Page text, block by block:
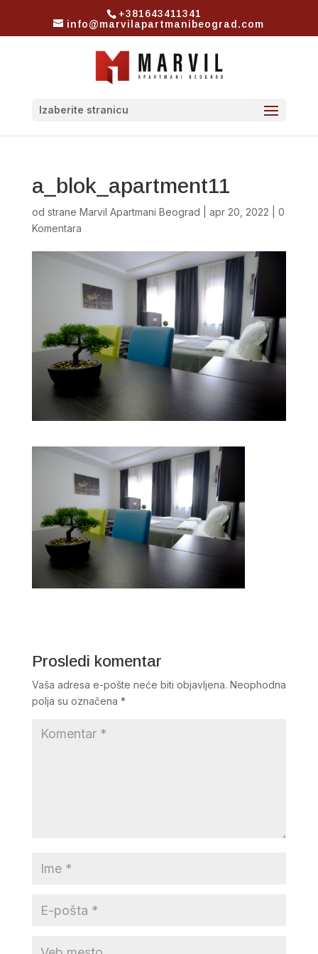
+381643411341
info@marvilapartmanibeograd.com
Izaberite stranicu
a_blok_apartment11
od strane Marvil Apartmani Beograd apr 20, 2022
0
Komentara
Prosledi komentar
Vaša adresa e-pošte neće biti objavljena. Neophodna
polja su označena *